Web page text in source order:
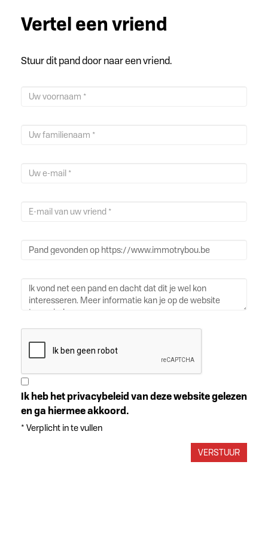
Vertel een vriend
Stuur dit pand door naar een vriend.
Ik heb het privacybeleid van deze website gelezen
en ga hiermee akkoord.
* Verplicht in te vullen